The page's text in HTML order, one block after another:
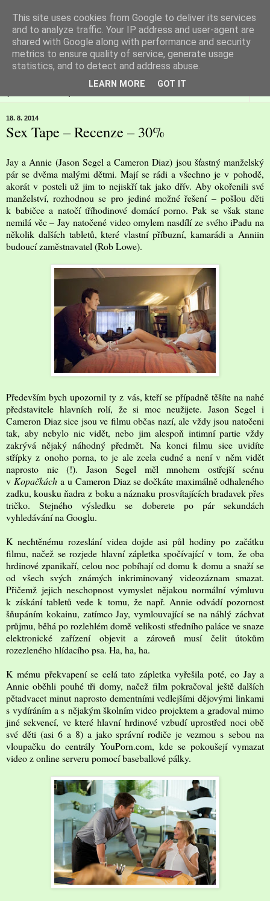
Filmspot
Recenze Honzy Vargy na filmové novinky v kinech
18. 8. 2014
Sex Tape – Recenze – 30%
Jay a Annie (Jason Segel a Cameron Diaz) jsou šťastný manželský
pár se dvěma malými dětmi. Mají se rádi a všechno je v pohodě,
akorát v posteli už jim to nejiskří tak jako dřív. Aby okořenili své
manželství, rozhodnou se pro jediné možné řešení – pošlou děti
k babičce a natočí tříhodinové domácí porno. Pak se však stane
nemilá věc – Jay natočené video omylem nasdílí ze svého iPadu na
několik dalších tabletů, které vlastní příbuzní, kamarádi a Anniin
budoucí zaměstnavatel (Rob Lowe).
Především bych upozornil ty z vás, kteří se případně těšíte na nahé
představitele hlavních rolí, že si moc neužijete. Jason Segel i
Cameron Diaz sice jsou ve filmu občas nazí, ale vždy jsou natočeni
tak, aby nebylo nic vidět, nebo jim alespoň intimní partie vždy
zakrývá nějaký náhodný předmět. Na konci filmu sice uvidíte
střípky z onoho porna, to je ale zcela cudné a není v něm vidět
naprosto nic (!). Jason Segel měl mnohem ostřejší scénu
v Kopačkách a u Cameron Diaz se dočkáte maximálně odhaleného
zadku, kousku ňadra z boku a náznaku prosvítajících bradavek přes
tričko. Stejného výsledku se doberete po pár sekundách
vyhledávání na Googlu.
K nechtěnému rozeslání videa dojde asi půl hodiny po začátku
filmu, načež se rozjede hlavní zápletka spočívající v tom, že oba
hrdinové zpanikaří, celou noc pobíhají od domu k domu a snaží se
od všech svých známých inkriminovaný videozáznam smazat.
Přičemž jejich neschopnost vymyslet nějakou normální výmluvu
k získání tabletů vede k tomu, že např. Annie odvádí pozornost
šňupáním kokainu, zatímco Jay, vymlouvající se na náhlý záchvat
průjmu, běhá po rozlehlém domě velikosti středního paláce ve snaze
elektronické zařízení objevit a zároveň musí čelit útokům
rozezleného hlídacího psa. Ha, ha, ha.
K mému překvapení se celá tato zápletka vyřešila poté, co Jay a
Annie oběhli pouhé tři domy, načež film pokračoval ještě dalších
pětadvacet minut naprosto dementními vedlejšími dějovými linkami
s vydíráním a s nějakým školním video projektem a gradoval mimo
jiné sekvencí, ve které hlavní hrdinové vzbudí uprostřed noci obě
své děti (asi 6 a 8) a jako správní rodiče je vezmou s sebou na
vloupačku do centrály YouPorn.com, kde se pokoušejí vymazat
video z online serveru pomocí baseballové pálky.
This site uses cookies from Google to deliver its services
and to analyze traffic. Your IP address and user-agent are
shared with Google along with performance and security
metrics to ensure quality of service, generate usage
statistics, and to detect and address abuse.
LEARN MORE GOT IT